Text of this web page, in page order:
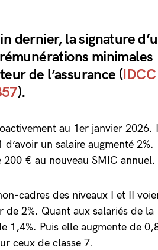
dernier, la signature
minimales
de l’assurance (IDCC
).
au 1er janvier 2026.
un salaire augmenté 2%.
200 € au nouveau SMIC annuel.
cadres des niveaux I et II
de 2%. Quant aux salariés de la
1,4%. Puis elle augmente de
ceux de classe 7.